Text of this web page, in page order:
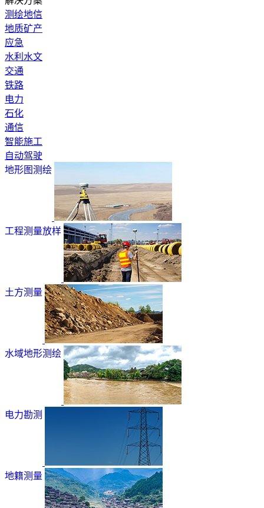
测绘地信
地质矿产
应急
水利水文
交通
铁路
电力
石化
通信
智能施工
自动驾驶
地形图测绘
工程测量放样
土方测量
水域地形测绘
电力勘测
地籍测量